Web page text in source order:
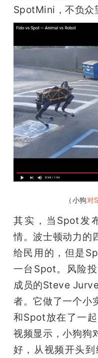
SpotMini，不负众
（小狗对
其实，当Spot发
情。波士顿动力的
给民用的，但是
一台Spot。风险
成员的Steve
者。它做了一个小
和Spot放在了一
视频显示，小狗狗
好，从视频开头